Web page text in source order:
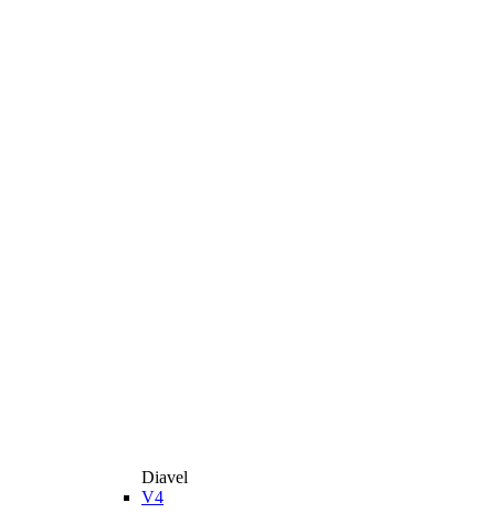
Diavel
V4